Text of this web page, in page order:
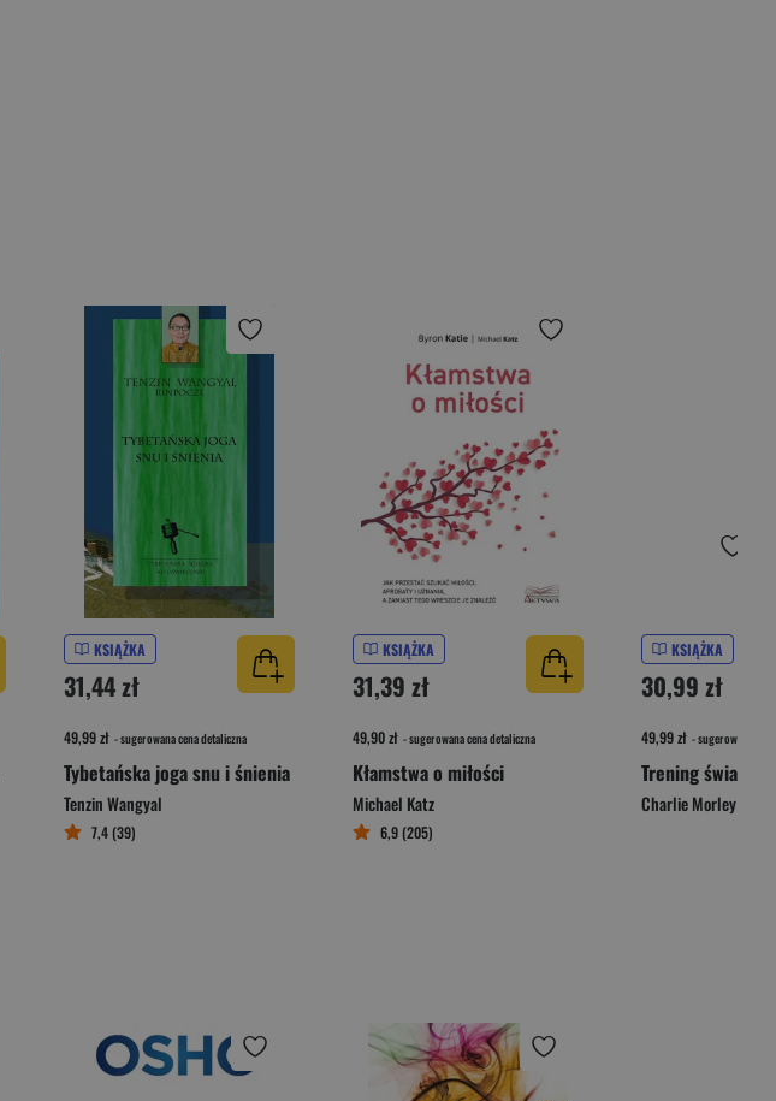
KSIĄŻKA
31,44 zł
49,99 zł - sugerowana cena detaliczna
Tybetańska joga snu i śnienia
Tenzin Wangyal
7,4 (39)
KSIĄŻKA
31,39 zł
49,90 zł - sugerowana cena detaliczna
Kłamstwa o miłości
Michael Katz
6,9 (205)
KSIĄŻKA
30,99 zł
49,99 zł - sugerowana
Charlie Morley